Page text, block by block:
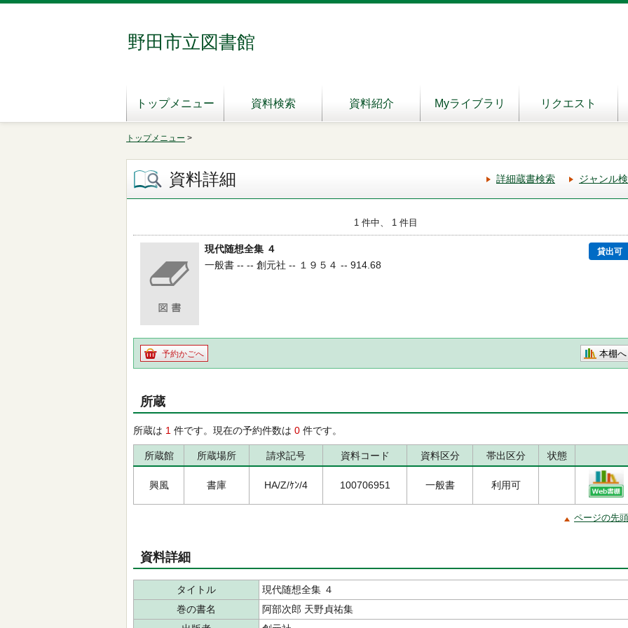
野田市立図書館
トップメニュー 資料検索 資料紹介 Myライブラリ リクエスト
トップメニュー >
資料詳細 詳細蔵書検索 ジャンル
1 件中、 1 件目
現代随想全集 ４ 貸出可
一般書 -- -- 創元社 -- １９５４ -- 914.68
予約かごへ 本棚へ
所蔵
所蔵は 1 件です。現在の予約件数は 0 件です。
所蔵館 所蔵場所 請求記号 資料コード 資料区分 帯出区分 状態
興風 書庫 HA/Z/ｹﾝ/4 100706951 一般書 利用可
ページの先
資料詳細
タイトル
現代随想全集 ４
巻の書名
阿部次郎 天野貞祐集